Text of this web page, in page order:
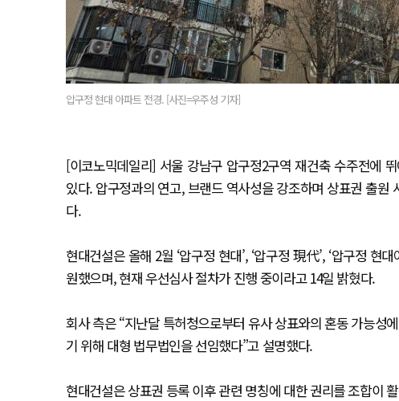
압구정 현대 아파트 전경. [사진=우주성 기자]
[이코노믹데일리] 서울 강남구 압구정2구역 재건축 수주전에
있다. 압구정과의 연고, 브랜드 역사성을 강조하며 상표권 출
다.
현대건설은 올해 2월 ‘압구정 현대’, ‘압구정 現代’, ‘압구정 현
원했으며, 현재 우선심사 절차가 진행 중이라고 14일 밝혔다.
회사 측은 “지난달 특허청으로부터 유사 상표와의 혼동 가능성
기 위해 대형 법무법인을 선임했다”고 설명했다.
현대건설은 상표권 등록 이후 관련 명칭에 대한 권리를 조합이